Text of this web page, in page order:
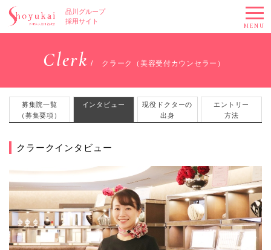
品川グループ
採用サイト
MENU
Clerk クラーク（美容受付カウンセラー）
募集院一覧
（募集要項）
インタビュー
現役ドクターの
出身
エントリー
方法
クラークインタビュー